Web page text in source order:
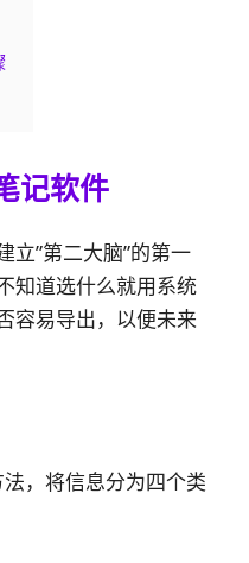
记软件
立”第二大脑”的第一
知道选什么就用系统
容易导出，以便未来
，将信息分为四个类